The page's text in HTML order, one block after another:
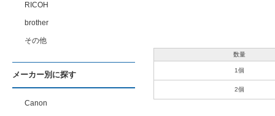
数量
1個
2個
RICOH
brother
その他
メーカー別に探す
Canon